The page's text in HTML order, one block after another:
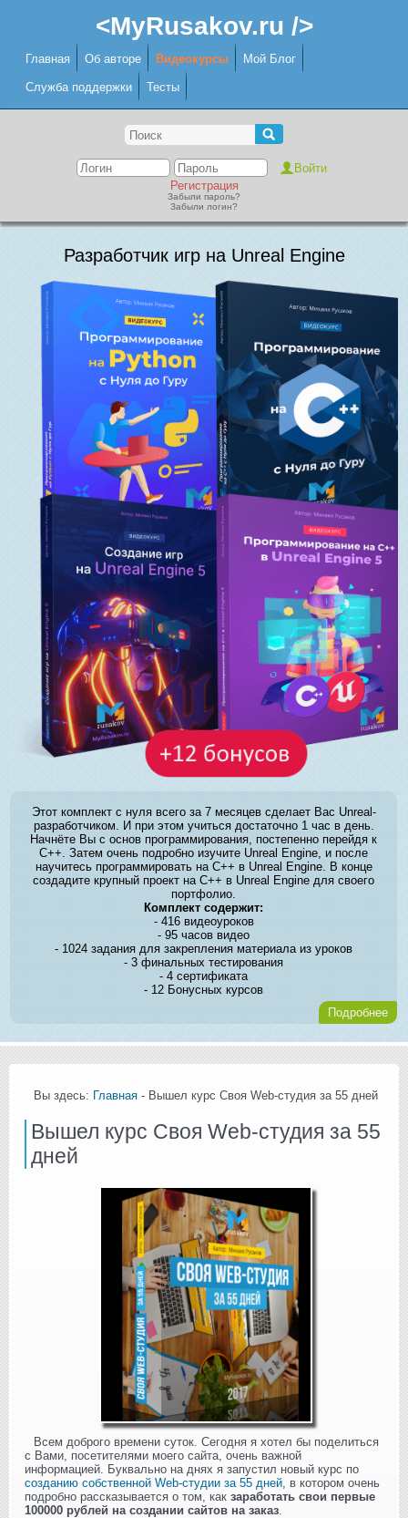
<MyRusakov.ru />
Главная Об авторе Видеокурсы Мой Блог
Служба поддержки Тесты
Регистрация
Забыли пароль?
Забыли логин?
Разработчик игр на Unreal Engine
Этот комплект с нуля всего за 7 месяцев сделает Вас Unreal-
разработчиком. И при этом учиться достаточно 1 час в день.
Начнёте Вы с основ программирования, постепенно перейдя к
C++. Затем очень подробно изучите Unreal Engine, и после
научитесь программировать на C++ в Unreal Engine. В конце
создадите крупный проект на C++ в Unreal Engine для своего
портфолио.
Комплект содержит:
- 416 видеоуроков
- 95 часов видео
- 1024 задания для закрепления материала из уроков
- 3 финальных тестирования
- 4 сертификата
- 12 Бонусных курсов
Подробнее
Вы здесь: Главная - Вышел курс Своя Web-студия за 55 дней
Вышел курс Своя Web-студия за 55
дней
Всем доброго времени суток. Сегодня я хотел бы поделиться
с Вами, посетителями моего сайта, очень важной
информацией. Буквально на днях я запустил новый курс по
созданию собственной Web-студии за 55 дней , в котором очень
подробно рассказывается о том, как заработать свои первые
100000 рублей на создании сайтов на заказ